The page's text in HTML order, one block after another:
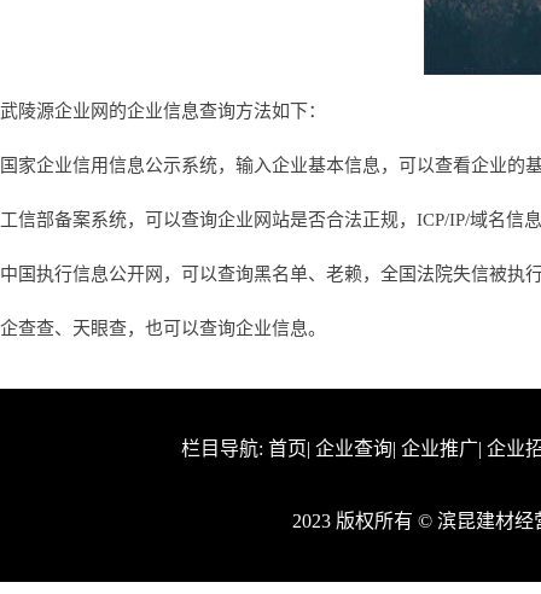
武陵源企业网的企业信息查询方法如下：
国家企业信用信息公示系统，输入企业基本信息，可以查看企业的
工信部备案系统，可以查询企业网站是否合法正规，ICP/IP/域名信
中国执行信息公开网，可以查询黑名单、老赖，全国法院失信被执
企查查、天眼查，也可以查询企业信息。
栏目导航: 首页| 企业查询| 企业推广| 企业
2023 版权所有 © 滨昆建材